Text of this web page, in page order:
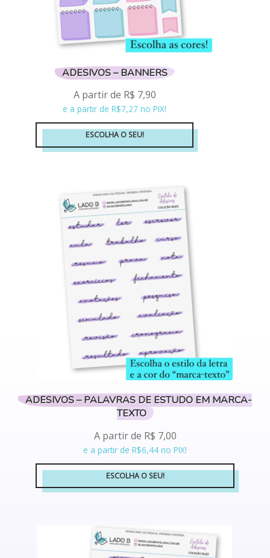
ADESIVOS – BANNERS
A partir de R$ 7,90
e a partir de R$7,27 no PIX!
ESCOLHA O SEU!
Este
várias
variantes.
As
opções
podem
ser
escolhidas
página
do
ADESIVOS – PALAVRAS DE ESTUDO EM MARCA-
TEXTO
A partir de R$ 7,00
e a partir de R$6,44 no PIX!
ESCOLHA O SEU!
Este
várias
variantes.